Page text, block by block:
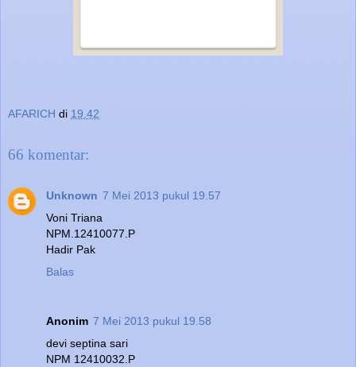
AFARICH di 19.42
66 komentar:
Unknown 7 Mei 2013 pukul 19.57
Voni Triana
NPM.12410077.P
Hadir Pak
Balas
Anonim 7 Mei 2013 pukul 19.58
devi septina sari
NPM 12410032.P